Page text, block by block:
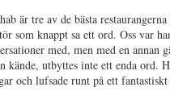
är tre av de bästa
som knappt sa ett ord. Oss var
med, men med en annan
kände, utbyttes inte ett enda ord.
och lufsade runt på ett